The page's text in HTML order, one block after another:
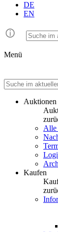
DE
EN
Menü
Auktionen
Alle
Kaufen